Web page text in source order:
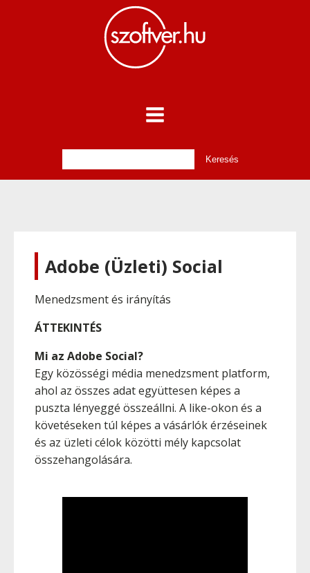
Adobe (Üzleti) Social
Menedzsment és irányítás
ÁTTEKINTÉS
Mi az Adobe Social?
Egy közösségi média menedzsment platform,
ahol az összes adat együttesen képes a
puszta lényeggé összeállni. A like-okon és a
követéseken túl képes a vásárlók érzéseinek
és az üzleti célok közötti mély kapcsolat
összehangolására.